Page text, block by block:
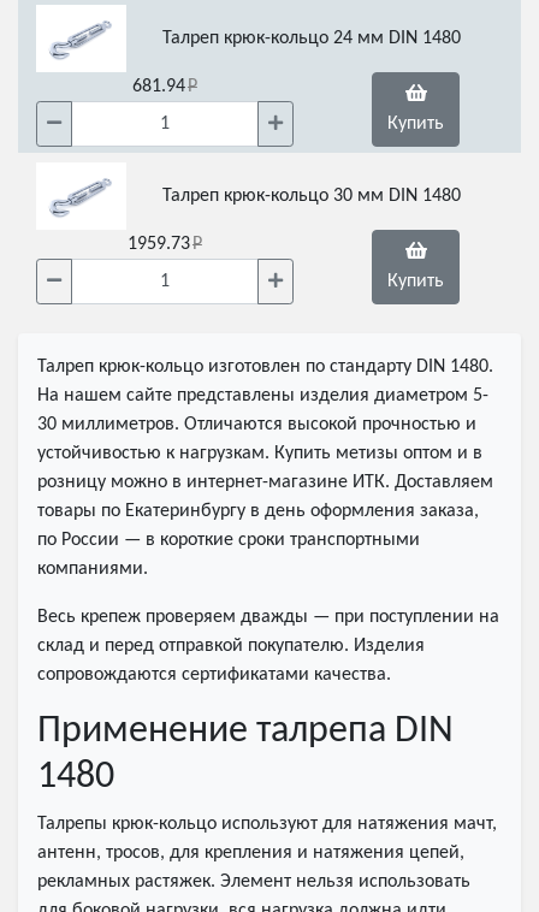
Талреп крюк-кольцо 24 мм DIN 1480
681.94
Купить
Талреп крюк-кольцо 30 мм DIN 1480
1959.73
Купить
Талреп крюк-кольцо изготовлен по стандарту DIN 1480.
На нашем сайте представлены изделия диаметром 5-
30 миллиметров. Отличаются высокой прочностью и
устойчивостью к нагрузкам. Купить метизы оптом и в
розницу можно в интернет-магазине ИТК. Доставляем
товары по Екатеринбургу в день оформления заказа,
по России — в короткие сроки транспортными
компаниями.
Весь крепеж проверяем дважды — при поступлении на
склад и перед отправкой покупателю. Изделия
сопровождаются сертификатами качества.
Применение талрепа DIN
1480
Талрепы крюк-кольцо используют для натяжения мачт,
антенн, тросов, для крепления и натяжения цепей,
рекламных растяжек. Элемент нельзя использовать